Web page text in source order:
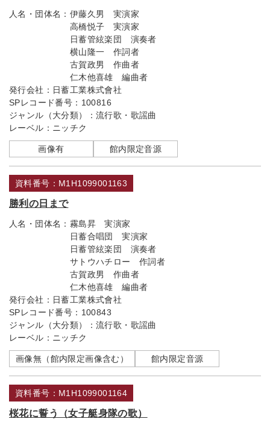
人名・団体名： 伊藤久男 実演家
高橋悦子 実演家
日蓄管絃楽団 演奏者
横山隆一 作詞者
古賀政男 作曲者
仁木他喜雄 編曲者
発行会社： 日蓄工業株式會社
SPレコード番号： 100816
ジャンル（大分類）： 流行歌・歌謡曲
レーベル： ニッチク
画像有 館内限定音源
資料番号：M1H1099001163
勝利の日まで
人名・団体名： 霧島昇 実演家
日蓄合唱団 実演家
日蓄管絃楽団 演奏者
サトウハチロー 作詞者
古賀政男 作曲者
仁木他喜雄 編曲者
発行会社： 日蓄工業株式會社
SPレコード番号： 100843
ジャンル（大分類）： 流行歌・歌謡曲
レーベル： ニッチク
画像無（館内限定画像含む） 館内限定音源
資料番号：M1H1099001164
桜花に誓う（女子艇身隊の歌）